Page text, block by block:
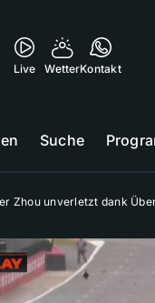
Live WetterKontakt
Suche
Zhou unverletzt dank